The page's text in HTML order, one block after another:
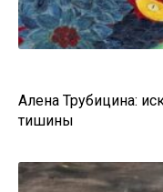
Алена Трубицина:
тишины